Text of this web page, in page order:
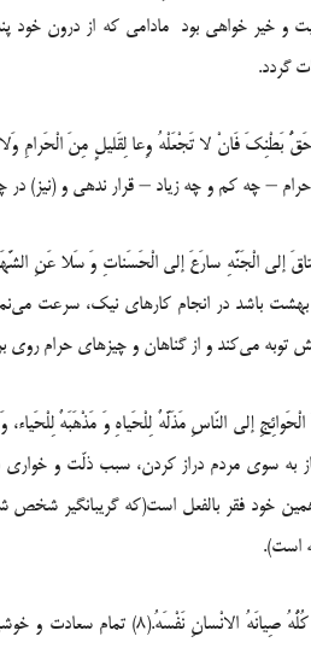
و خیر خواهی بود مادامی که از درون
گردد.
– چه کم و چه زیاد – قرار ندهی و (نیز) در
إلی الْجَنَّهِ سارَعَ إلی الْحَسَناتِ وَ سَلا عَنِ
بهشت باشد در انجام کارهای نیک،
توبه می‌کند و از گناهان و چیزهای حرام روی
إلی النّاسِ مَذَلَّهٌ لِلْحَیاهِ وَ مَذْهَبَهٌ
دست نیاز به سوی مردم دراز کردن، سبب
خود فقر بالفعل است(که گریبانگیر شخص
است).‏
‏8 – قال علیه السلام:اَلْخَیْرُ